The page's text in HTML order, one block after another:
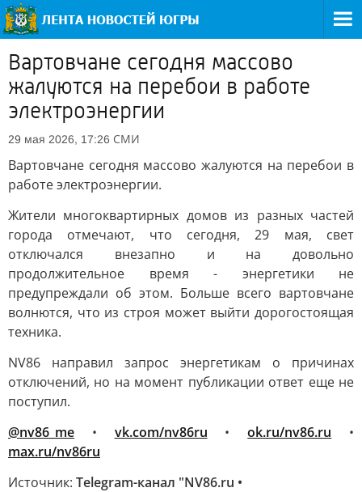
Вартовчане сегодня массово
жалуются на перебои в работе
электроэнергии
29 мая 2026, 17:26 СМИ
Вартовчане сегодня массово жалуются на перебои в
работе электроэнергии.
Жители многоквартирных домов из разных частей
города отмечают, что сегодня, 29 мая, свет
отключался внезапно и на довольно
продолжительное время - энергетики не
предупреждали об этом. Больше всего вартовчане
волнются, что из строя может выйти дорогостоящая
техника.
NV86 направил запрос энергетикам о причинах
отключений, но на момент публикации ответ еще не
поступил.
@nv86_me • vk.com/nv86ru •ok.ru/nv86.ru •
max.ru/nv86ru
Источник: Telegram-канал "NV86.ru •